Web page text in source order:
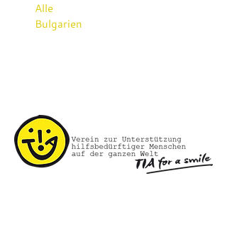
Alle
Bulgarien